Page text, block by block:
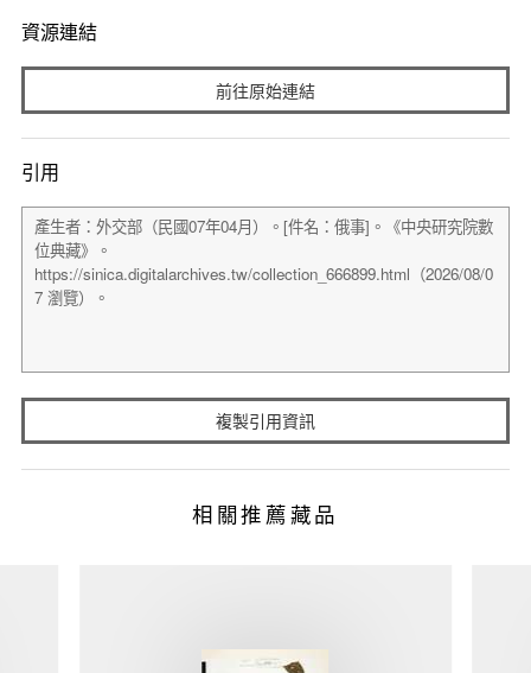
資源連結
前往原始連結
引用
複製引用資訊
相關推薦藏品